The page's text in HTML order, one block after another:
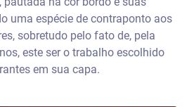
uma espécie de contraponto aos
sobretudo pelo fato de, pela
este ser o trabalho escolhido
em sua capa.